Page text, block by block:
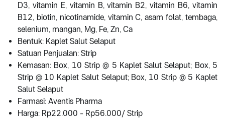
D3, vitamin E, vitamin B, vitamin B2, vitamin B6, vitamin
B12, biotin, nicotinamide, vitamin C, asam folat, tembaga,
selenium, mangan, Mg, Fe, Zn, Ca
Bentuk: Kaplet Salut Selaput
Satuan Penjualan: Strip
Kemasan: Box, 10 Strip @ 5 Kaplet Salut Selaput; Box, 5
Strip @ 10 Kaplet Salut Selaput; Box, 10 Strip @ 5 Kaplet
Salut Selaput
Farmasi: Aventis Pharma
Harga: Rp22.000 - Rp56.000/ Strip